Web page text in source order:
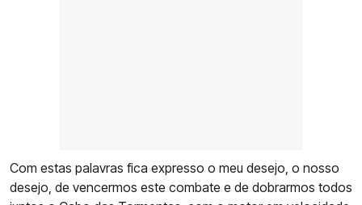
Com estas palavras fica expresso o meu desejo, o nosso
desejo, de vencermos este combate e de dobrarmos todos